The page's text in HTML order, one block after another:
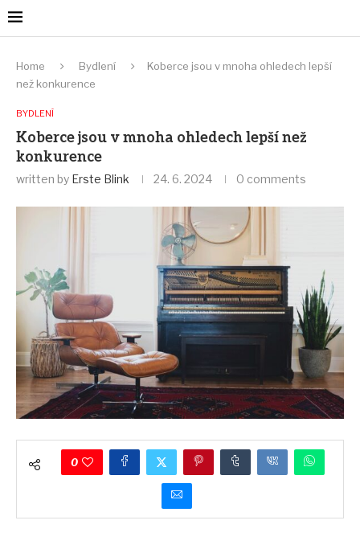
Home Bydlení
Koberce jsou v mnoha ohledech lepší
než konkurence
BYDLENÍ
Koberce jsou v mnoha ohledech lepší než
konkurence
written by Erste Blink 24. 6. 2024 0 comments
0